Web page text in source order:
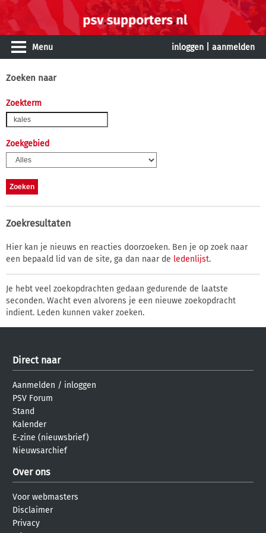
Menu inloggen aanmelden
Zoeken naar
Zoekterm
Zoekgebied
Zoekresultaten
Hier kan je nieuws en reacties doorzoeken. Ben je op zoek naar
een bepaald lid van de site, ga dan naar de ledenlijst.
Je hebt veel zoekopdrachten gedaan gedurende de laatste
seconden. Wacht even alvorens je een nieuwe zoekopdracht
indient. Leden kunnen vaker zoeken.
Direct naar
Aanmelden / inloggen
PSV Forum
Stand
Kalender
E-zine (nieuwsbrief)
Nieuwsarchief
Over ons
Voor webmasters
Disclaimer
Privacy